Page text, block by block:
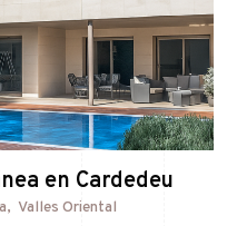
en Cardedeu
Valles Oriental